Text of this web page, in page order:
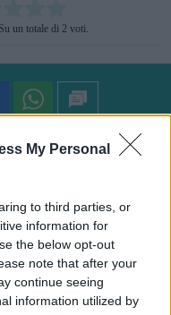
My Personal
to third parties, or
information for
the below opt-out
note that after your
continue seeing
information utilized by
RATING
un totale di 2 voti.
Chun mi insegna,
amo Barcellona e la
Suggerisci una correzione